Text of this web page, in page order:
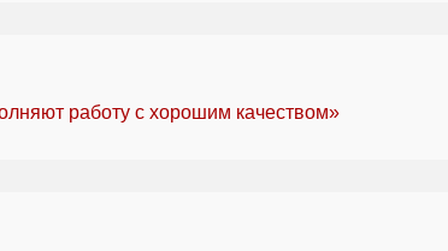
работу с хорошим качеством»